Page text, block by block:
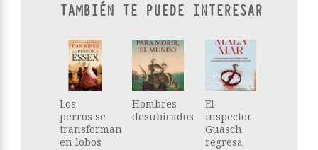
TAMBIÉN TE PUEDE INTERESAR
Los
perros se
transforman
en lobos
Hombres
desubicados
El
inspector
Guasch
regresa